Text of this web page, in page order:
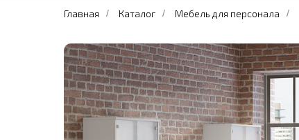
Главная / Каталог / Мебель для персонала /